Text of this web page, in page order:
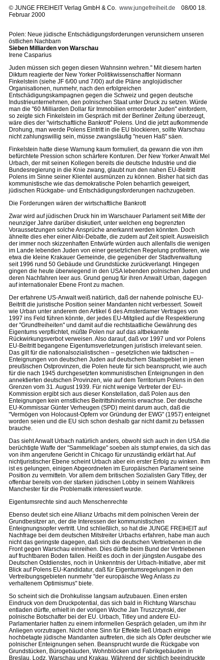
© JUNGE FREIHEIT Verlag GmbH & Co. www.jungefreiheit.de 08/00 18.
Februar 2000
Polen: Neue jüdische Entschädigungsforderungen verunsichern unseren
östlichen Nachbarn
Sieben Milliarden von Warschau
Irene Casparius
Juden müssen sich gegen diesen Wahnsinn wehren." Mit diesem harten
Diktum reagierte der New Yorker Politikwissenschaftler Normann
Finkelstein (siehe JF 6/00 und 7/00) auf die Pläne anglojüdischer
Organisationen, nunmehr, nach den erfolgreichen
Entschädigungskampagnen gegen die Schweiz und gegen deutsche
Industrieunternehmen, den polnischen Staat unter Druck zu setzen. Würde
man die "60 Milliarden Dollar für Immobilien ermordeter Juden" einfordern,
so zeigte sich Finkelstein im Gespräch mit der Berliner Zeitung überzeugt,
wäre dies der "wirtschaftliche Bankrott" Polens. Und die jetzt aufkommende
Drohung, man werde Polens Eintritt in die EU blockieren, sollte Warschau
nicht zahlungswillig sein, müsse zwangsläufig "neuen Haß" säen.
Finkelstein hatte diese Warnung kaum formuliert, da gewann die von ihm
befürchtete Pression schon schärfere Konturen. Der New Yorker Anwalt Mel
Urbach, der mit seinen Kollegen bereits die deutsche Industrie und die
Bundesregierung in die Knie zwang, glaubt nun den nahen EU-Beitritt
Polens im Sinne seiner Klientel ausmünzen zu können. Bisher hat sich das
kommunistische wie das demokratische Polen beharrlich geweigert,
jüdischen Rückgabe- und Entschädigungsforderungen nachzugeben.
Die Forderungen wären der wirtschaftliche Bankrott
Zwar wird auf jüdischen Druck hin im Warschauer Parlament seit Mitte der
neunziger Jahre darüber diskutiert, unter welchen eng begrenzten
Voraussetzungen solche Ansprüche anerkannt werden könnten. Doch
ähnelte dies eher einer Alibi-Debatte, die zudem auf Zeit spielt. Ausweislich
der immer noch skizzenhaften Entwürfe würden auch allenfalls die wenigen
im Lande lebenden Juden von einer gesetzlichen Regelung profitieren, wie
etwa die kleine Krakauer Gemeinde, die gegenüber der Stadtverwaltung
seit 1996 rund 50 Gebäude und Grundstücke zurückverlangt. Hingegen
gingen die heute überwiegend in den USA lebenden polnischen Juden und
deren Nachfahren leer aus. Grund genug für ihren Anwalt Urban, dagegen
auf internationaler Ebene Front zu machen.
Der erfahrene US-Anwalt weiß natürlich, daß der nahende polnische EU-
Beitritt die juristische Position seiner Mandanten nicht verbessert. Soweit
wie Urban unter anderem den Artikel 6 des Amsterdamer Vertrages von
1997 ins Feld führen könnte, der jedes EU-Mitglied auf die Respektierung
der "Grundfreiheiten" und damit auf die rechtstaatliche Gewährung des
Eigentums verpflichtet, müßte Polen nur auf das altbekannte
Rückwirkungsverbot verweisen. Also darauf, daß vor 1997 und vor Polens
EU-Beitritt begangene Eigentumsverletzungen juristisch irrelevant seien.
Das gilt für die nationalsozialistischen – gesetzlichen wie faktischen –
Enteignungen von deutschen Juden auf deutschem Staatsgebiet in jenen
preußischen Ostprovinzen, die Polen heute für sich beansprucht, wie auch
für die nach 1945 durchgesetzten kommunistischen Enteignungen in den
annektierten deutschen Provinzen, wie auf dem Territorium Polens in den
Grenzen vom 31. August 1939. Für nicht wenige Vertreter der EU-
Kommission ergibt sich aus dieser Konstellation, daß Polen aus den
Enteignungen kein ernstliches Beitrittshindernis erwachse. Der deutsche
EU-Kommissar Günter Verheugen (SPD) meint darum auch, daß die
"Vermögen von Holocaust-Opfern vor Gründung der EWG" (1957) enteignet
worden seien und die EU sich schon deshalb gar nicht damit zu befassen
brauche.
Das sieht Anwalt Urbach natürlich anders, obwohl sich auch in den USA die
berüchtigte Waffe der "Sammelklage" soeben als stumpf erwies, da sich das
von ihm angerufene Gericht in Chicago für unzuständig erklärt hat. Auf
nichtjuristischer Ebene scheint Urbach aber ein erster Erfolg zu winken. Ihm
ist es gelungen, einigen Abgeordneten im Europäischen Parlament seine
Position zu vermitteln. Vor allem dem britischen Sozialisten Gary Titley, der
offenbar bereits von der starken jüdischen Lobby in seinem Wahlkreis
Manchester für die Problematik interessiert wurde.
Eigentumsrechte sind auch Menschenrechte
Ebenso deutet sich eine Allianz Urbachs mit dem polnischen Verein der
Grundbesitzer an, der die Interessen der kommunistischen
Enteignungsopfer vertritt. Und schließlich, so hat die JUNGE FREIHEIT auf
Nachfrage bei dem deutschen Mitstreiter Urbachs erfahren, habe man auch
nicht das geringste dagegen, daß sich die deutschen Vertriebenen in die
Front gegen Warschau einreihen. Dies dürfte beim Bund der Vertriebenen
auf fruchtbaren Boden fallen. Heißt es doch in der jüngsten Ausgabe des
Deutschen Ostdienstes, noch in Unkenntnis der Urbach-Initiative, aber mit
Blick auf Polens EU-Kandidatur, daß für Eigentumsregelungen in den
Vertreibungsgebieten nunmehr "der europäische Weg Anlass zu
verhaltenem Optimismus" biete.
So scheint sich die Drohkulisse langsam aufzubauen. Einen ersten
Eindruck von dem Druckpotential, das sich bald in Richtung Warschau
entladen dürfte, erhielt in der vorigen Woche Jan Truszczynski, der
polnische Botschafter bei der EU. Urbach, Titley und andere EU-
Parlamentarier hatten zu einem informellen Gespräch geladen, um ihm ihr
Anliegen vorzutragen. Nicht ohne Sinn für Effekte ließ Urbach einige
hochbetagte jüdische Mandanten auftreten, die sich als Opfer deutscher wie
polnischer Enteignungen sehen. Beansprucht wurde die Rückgabe von
Grundstücken, Bürogebäuden, Wohnblöcken und Fabrikgebäuden in
Breslau, Lodz, Warschau und Krakau. Während der sichtlich beeindruckte